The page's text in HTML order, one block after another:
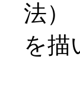
法）
を描